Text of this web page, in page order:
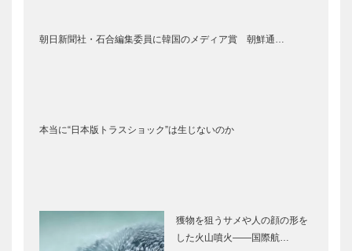
朝日新聞社・石合編集委員に韓国のメディア賞 朝鮮通…
本当に“日本版トラスショック”は生じないのか
獲物を狙うサメや人の顔の形を
した火山噴火――国際航…